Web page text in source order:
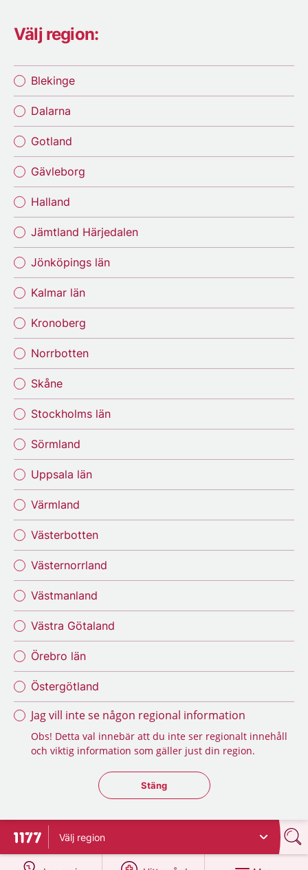
Välj region:
Blekinge
Dalarna
Gotland
Gävleborg
Halland
Jämtland Härjedalen
Jönköpings län
Kalmar län
Kronoberg
Norrbotten
Skåne
Stockholms län
Sörmland
Uppsala län
Värmland
Västerbotten
Västernorrland
Västmanland
Västra Götaland
Örebro län
Östergötland
Jag vill inte se någon regional information
Obs! Detta val innebär att du inte ser regionalt innehåll
och viktig information som gäller just din region.
Stäng regionsväljaren
Stäng
Till startsidan för 1177
Välj region
på 1177.se
på 1177.se